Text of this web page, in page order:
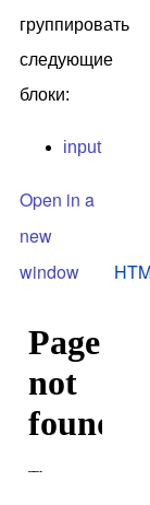
группировать
следующие
блоки:
input
Open in a
new
window